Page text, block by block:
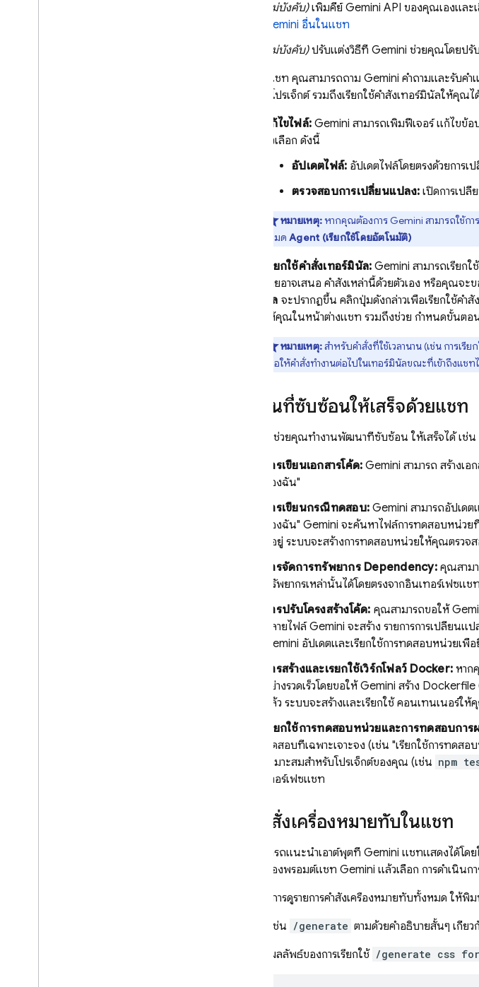
(ไม่บังคับ)เพิ่มคีย์Gemini API ของคุณเองและ
Gemini อื่นในแชท
(ไม่บังคับ)ปรับแต่งวิธีที่ Gemini ช่วยคุณโดยปรั
ในแผงแชท คุณสามารถถาม Gemini คำถามและรับค
โค้ดของโปรเจ็กต์ รวมถึงเรียกใช้คำสั่งเทอร์มินัลให้คุ
แก้ไขไฟล์: Gemini สามารถเพิ่มฟีเจอร์ แก้ไขข้อ
ตัวเลือก ดังนี้
อัปเดตไฟล์: อัปเดตไฟล์โดยตรงด้วยการ
ตรวจสอบการเปลี่ยนแปลง: เปิดการเป
หมายเหตุ: หากคุณต้องการ Gemini สามารถใช้ก
โหมด Agent (เรียกใช้โดยอัตโนมัติ)
เรียกใช้คำสั่งเทอร์มินัล: Gemini สามารถเรียก
โดยอาจเสนอ คำสั่งเหล่านี้ด้วยตัวเอง หรือคุณจะ
นัล จะปรากฏขึ้น คลิกปุ่มดังกล่าวเพื่อเรียกใช้คำ
ให้คุณในหน้าต่างแชท รวมถึงช่วย กำหนดขั้นตอ
หมายเหตุ:สำหรับคำสั่งที่ใช้เวลานาน (เช่น การเรีย
เพื่อให้คำสั่งทำงานต่อไปในเทอร์มินัลขณะที่เข้าถึงแชท
ทำงานที่ซับซ้อนให้เสร็จด้วยแชท
ช่วยคุณทำงานพัฒนาที่ซับซ้อน ให้เสร็จได้ เช่น
การเขียนเอกสารโค้ด: Gemini สามารถ สร้างเ
ของฉัน"
การเขียนกรณีทดสอบ: Gemini สามารถอัปเด
ของฉัน" Gemini จะค้นหาไฟล์การทดสอบหน่วย
มีอยู่ ระบบจะสร้างการทดสอบหน่วยให้คุณตรว
การจัดการทรัพยากร Dependency:คุณสาม
ทรัพยากรเหล่านั้นได้โดยตรงจากอินเทอร์เฟซแชท
การปรับโครงสร้างโค้ด: คุณสามารถขอให้
หลายไฟล์Gemini จะสร้าง รายการการเปลี่ยน
Gemini อัปเดตและเรียกใช้การทดสอบหน่วยเพื่
การสร้างและเรียกใช้เวิร์กโฟลว์ Docker: หาก
อย่างรวดเร็วโดยขอให้ Gemini สร้าง
แล้ว ระบบจะสร้างและเรียกใช้ คอนเทนเนอร์ให้
เรียกใช้การทดสอบหน่วยและการทดสอบการ
ทดสอบที่เฉพาะเจาะจง (เช่น "เรียกใช้การทดส
เหมาะสมสำหรับโปรเจ็กต์ของคุณ (เช่น npm
เทอร์เฟซแชท
ใช้คำสั่งเครื่องหมายทับในแชท
คุณสามารถแนะนำเอาต์พุตที่ Gemini แชทแสดงได้โด
เริ่มต้นของพรอมต์แชท Gemini แล้วเลือก การดำเนินก
หากต้องการดูรายการคำสั่งเครื่องหมายทับทั้งหมด ให้พิ
ตัวอย่างเช่น /generate ตามด้วยคำอธิบายสั้นๆ เกี่ย
ตัวอย่างผลลัพธ์ของการเรียกใช้ /generate css